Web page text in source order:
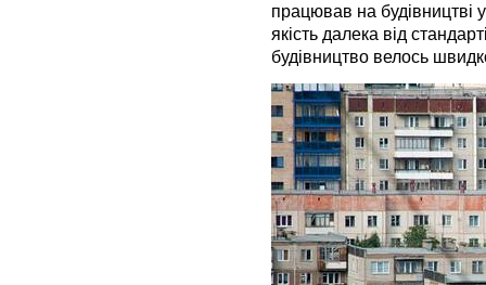
працював на
якість далека від
будівництво велось